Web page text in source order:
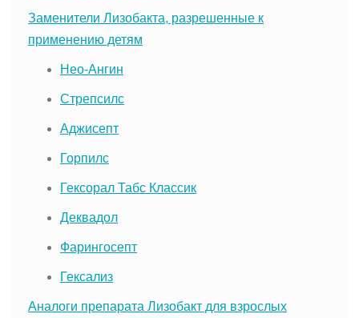
Заменители Лизобакта, разрешенные к
применению детям
Нео-Ангин
Стрепсилс
Аджисепт
Горпилс
Гексорал Табс Классик
Деквадол
Фарингосепт
Гексализ
Аналоги препарата Лизобакт для взрослых